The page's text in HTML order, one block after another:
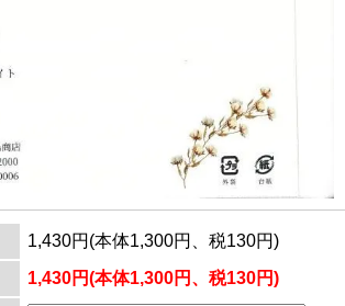
1,430円(本体1,300円、税130円)
1,430円(本体1,300円、税130円)